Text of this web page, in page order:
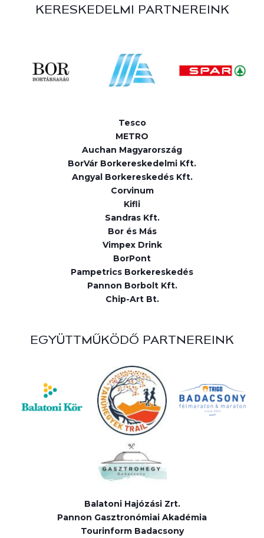
KERESKEDELMI PARTNEREINK
Tesco
METRO
Auchan Magyarország
BorVár Borkereskedelmi Kft.
Angyal Borkereskedés Kft.
Corvinum
Kifli
Sandras Kft.
Bor és Más
Vimpex Drink
BorPont
Pampetrics Borkereskedés
Pannon Borbolt Kft.
Chip-Art Bt.
EGYÜTTMŰKÖDŐ PARTNEREINK
Balatoni Hajózási Zrt.
Pannon Gasztronómiai Akadémia
Tourinform Badacsony